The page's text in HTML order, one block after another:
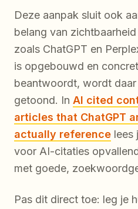
Deze aanpak sluit ook
belang van
zoals ChatGPT en
is opgebouwd en
beantwoordt, wordt daar
getoond. In AI cited
articles that ChatGPT
actually reference lees
voor AI-citaties
met goede,
Pas dit direct toe: leg je